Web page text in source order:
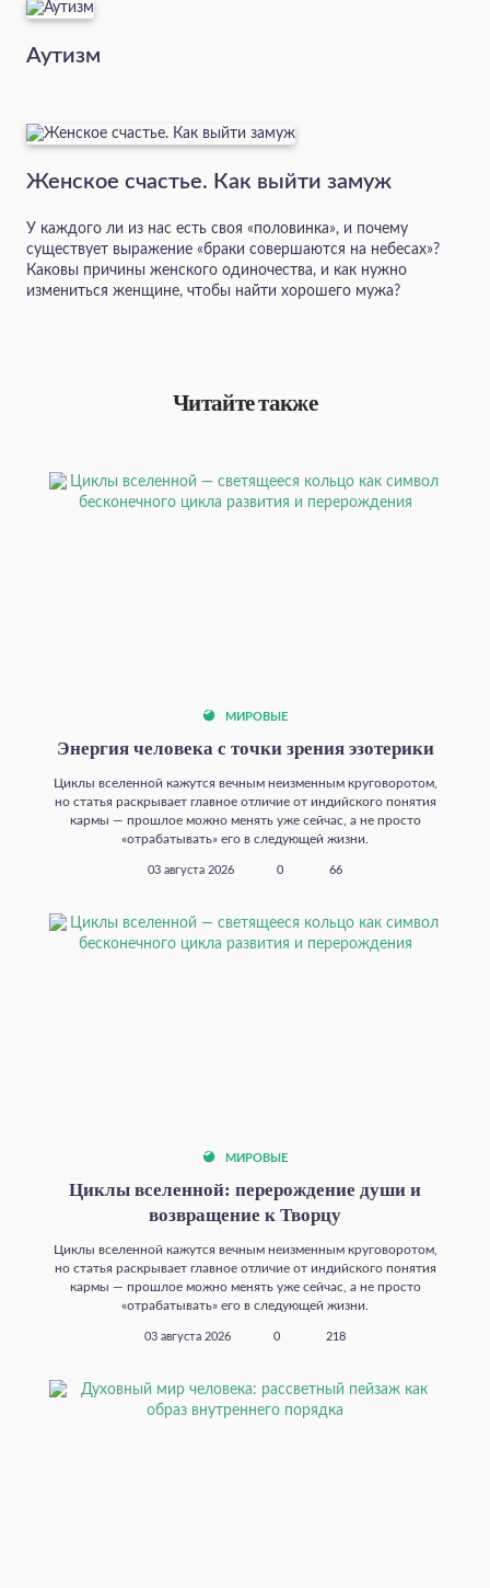
Аутизм
Женское счастье. Как выйти замуж
У каждого ли из нас есть своя «половинка», и почему
существует выражение «браки совершаются на небесах»?
Каковы причины женского одиночества, и как нужно
измениться женщине, чтобы найти хорошего мужа?
Читайте также
МИРОВЫЕ
Энергия человека с точки зрения эзотерики
Циклы вселенной кажутся вечным неизменным круговоротом,
но статья раскрывает главное отличие от индийского понятия
кармы — прошлое можно менять уже сейчас, а не просто
«отрабатывать» его в следующей жизни.
03 августа 2026 0 66
МИРОВЫЕ
Циклы вселенной: перерождение души и
возвращение к Творцу
Циклы вселенной кажутся вечным неизменным круговоротом,
но статья раскрывает главное отличие от индийского понятия
кармы — прошлое можно менять уже сейчас, а не просто
«отрабатывать» его в следующей жизни.
03 августа 2026 0 218